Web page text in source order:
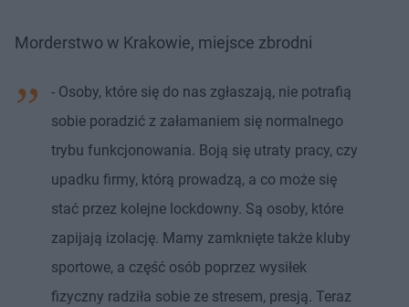
Morderstwo w Krakowie, miejsce zbrodni
- Osoby, które się do nas zgłaszają, nie potrafią
sobie poradzić z załamaniem się normalnego
trybu funkcjonowania. Boją się utraty pracy, czy
upadku firmy, którą prowadzą, a co może się
stać przez kolejne lockdowny. Są osoby, które
zapijają izolację. Mamy zamknięte także kluby
sportowe, a część osób poprzez wysiłek
fizyczny radziła sobie ze stresem, presją. Teraz